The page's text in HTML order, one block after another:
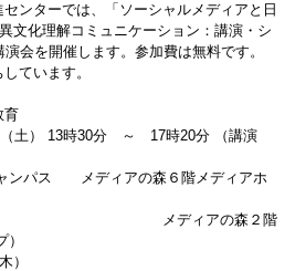
ンターでは、「ソーシャルメディアと日
文化理解コミュニケーション：講演・シ
会を開催します。参加費は無料です。
ています。
育
土） 13時30分 ～ 17時20分 （講演
パス メディアの森６階メディアホ
の森２階
）